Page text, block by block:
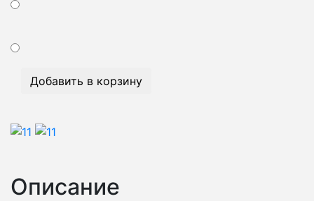
Добавить в корзину
Описание